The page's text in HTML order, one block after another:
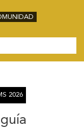
2026